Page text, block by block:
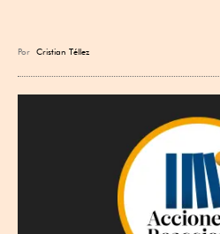
Por Cristian Téllez